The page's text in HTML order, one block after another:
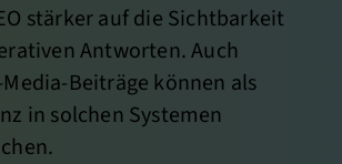
stärker auf die Sichtbarkeit
Antworten. Auch
Beiträge können als
in solchen Systemen